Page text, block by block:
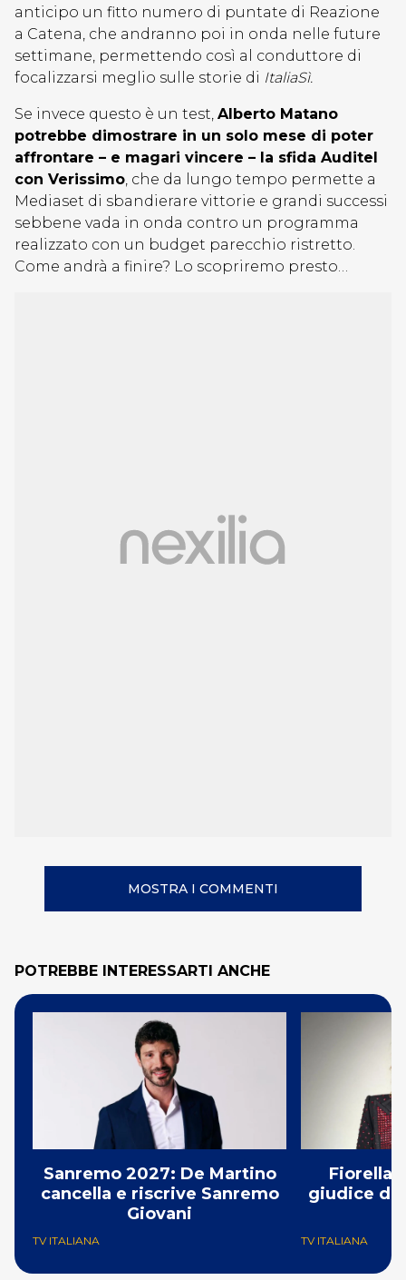
anticipo un fitto numero di puntate di Reazione
a Catena, che andranno poi in onda nelle future
settimane, permettendo così al conduttore di
focalizzarsi meglio sulle storie di ItaliaSì.
Se invece questo è un test, Alberto Matano
potrebbe dimostrare in un solo mese di poter
affrontare – e magari vincere – la sfida Auditel
con Verissimo, che da lungo tempo permette a
Mediaset di sbandierare vittorie e grandi successi
sebbene vada in onda contro un programma
realizzato con un budget parecchio ristretto.
Come andrà a finire? Lo scopriremo presto…
MOSTRA I COMMENTI
POTREBBE INTERESSARTI ANCHE
Sanremo 2027: De Martino
cancella e riscrive Sanremo
Giovani
TV ITALIANA
Fiorella
giudice di
TV ITALIANA